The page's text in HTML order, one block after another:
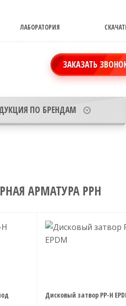
ЛАБОРАТОРИЯ
ЗАКАЗАТЬ
ПО БРЕНДАМ
АРМАТУРА PPH
Дисковый затвор PP-H